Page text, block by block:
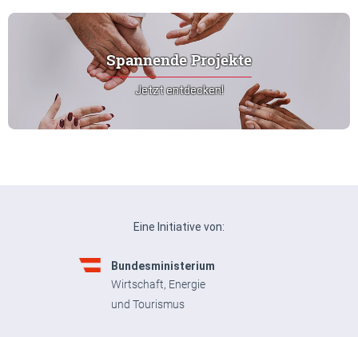
Spannende Projekte
Jetzt entdecken!
Eine Initiative von:
Bundesministerium
Wirtschaft, Energie
und Tourismus